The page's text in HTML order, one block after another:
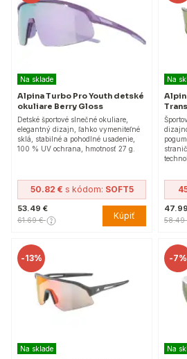
Na sklade
Alpina Turbo Pro Youth detské
okuliare Berry Gloss
Detské športové slnečné okuliare,
elegantný dizajn, ľahko vymeniteľné
sklá, stabilné a pohodlné usadenie,
100 % UV ochrana, hmotnosť 27 g.
50.82 € s kódom: SOFT5
53.49 €
61.69 € Kúpiť
Na
-13%
Na sklade
-7%
Na